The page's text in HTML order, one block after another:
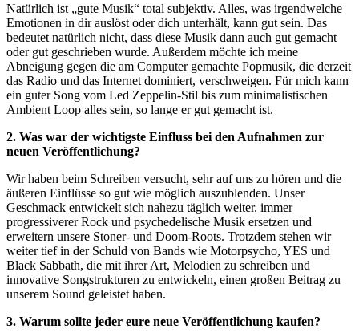
Natürlich ist „gute Musik“ total subjektiv. Alles, was irgendwelche
Emotionen in dir auslöst oder dich unterhält, kann gut sein. Das
bedeutet natürlich nicht, dass diese Musik dann auch gut gemacht
oder gut geschrieben wurde. Außerdem möchte ich meine
Abneigung gegen die am Computer gemachte Popmusik, die derzeit
das Radio und das Internet dominiert, verschweigen. Für mich kann
ein guter Song vom Led Zeppelin-Stil bis zum minimalistischen
Ambient Loop alles sein, so lange er gut gemacht ist.
2. Was war der wichtigste Einfluss bei den Aufnahmen zur
neuen Veröffentlichung?
Wir haben beim Schreiben versucht, sehr auf uns zu hören und die
äußeren Einflüsse so gut wie möglich auszublenden. Unser
Geschmack entwickelt sich nahezu täglich weiter. immer
progressiverer Rock und psychedelische Musik ersetzen und
erweitern unsere Stoner- und Doom-Roots. Trotzdem stehen wir
weiter tief in der Schuld von Bands wie Motorpsycho, YES und
Black Sabbath, die mit ihrer Art, Melodien zu schreiben und
innovative Songstrukturen zu entwickeln, einen großen Beitrag zu
unserem Sound geleistet haben.
3. Warum sollte jeder eure neue Veröffentlichung kaufen?